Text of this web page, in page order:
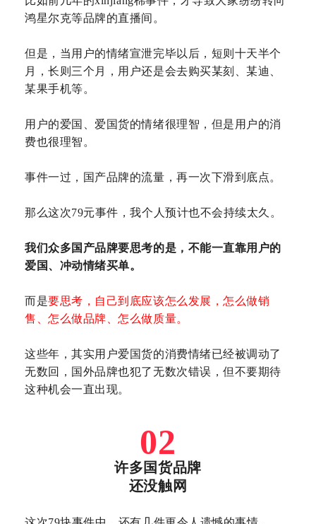
鸿星尔克等品牌的直播间。
但是，当用户的情绪宣泄完毕以后，短则十天半个
月，长则三个月，用户还是会去购买某刻、某迪、
某果手机等。
用户的爱国、爱国货的情绪很理智，但是用户的消
费也很理智。
事件一过，国产品牌的流量，再一次下滑到底点。
那么这次79元事件，我个人预计也不会持续太久。
我们众多国产品牌要思考的是，不能一直靠用户的
爱国、冲动情绪买单。
而是要思考，自己到底应该怎么发展，怎么做销
售、怎么做品牌、怎么做质量。
这些年，其实用户爱国货的消费情绪已经被调动了
无数回，国外品牌也犯了无数次错误，但不要期待
这种机会一直出现。
02
许多国货品牌
还没触网